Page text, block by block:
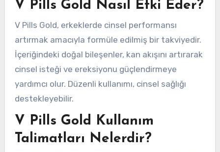
V Pills Gold Nasıl Etki Eder?
V Pills Gold, erkeklerde cinsel performansı
artırmak amacıyla formüle edilmiş bir takviyedir.
İçeriğindeki doğal bileşenler, kan akışını artırarak
cinsel isteği ve ereksiyonu güçlendirmeye
yardımcı olur. Düzenli kullanımı, cinsel sağlığı
destekleyebilir.
V Pills Gold Kullanım
Talimatları Nelerdir?